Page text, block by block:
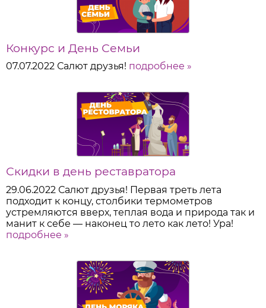
Конкурс и День Семьи
07.07.2022 Салют друзья! подробнее »
Скидки в день реставратора
29.06.2022 Салют друзья! Первая треть лета
подходит к концу, столбики термометров
устремляются вверх, теплая вода и природа так и
манит к себе — наконец то лето как лето! Ура!
подробнее »